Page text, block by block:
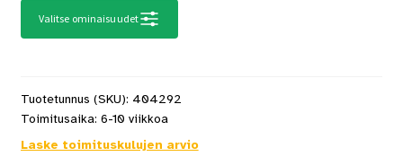
Valitse ominaisuudet
Tuotetunnus (SKU): 404292
Toimitusaika: 6-10 viikkoa
Laske toimituskulujen arvio